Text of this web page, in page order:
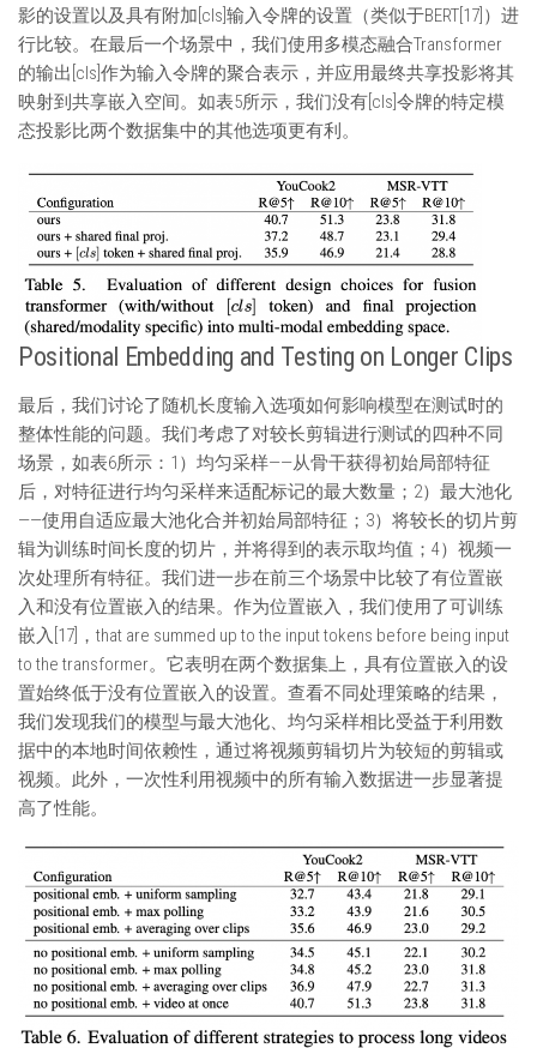
影的设置以及具有附加[cls]输入令牌的设置（类似于BERT[17]）进
行比较。在最后一个场景中，我们使用多模态融合Transformer
的输出[cls]作为输入令牌的聚合表示，并应用最终共享投影将其
映射到共享嵌入空间。如表5所示，我们没有[cls]令牌的特定模
态投影比两个数据集中的其他选项更有利。
Positional Embedding and Testing on Longer Clips
最后，我们讨论了随机长度输入选项如何影响模型在测试时的
整体性能的问题。我们考虑了对较长剪辑进行测试的四种不同
场景，如表6所示：1）均匀采样——从骨干获得初始局部特征
后，对特征进行均匀采样来适配标记的最大数量；2）最大池化
——使用自适应最大池化合并初始局部特征；3）将较长的切片剪
辑为训练时间长度的切片，并将得到的表示取均值；4）视频一
次处理所有特征。我们进一步在前三个场景中比较了有位置嵌
入和没有位置嵌入的结果。作为位置嵌入，我们使用了可训练
嵌入[17]，that are summed up to the input tokens before being input
to the transformer。它表明在两个数据集上，具有位置嵌入的设
置始终低于没有位置嵌入的设置。查看不同处理策略的结果，
我们发现我们的模型与最大池化、均匀采样相比受益于利用数
据中的本地时间依赖性，通过将视频剪辑切片为较短的剪辑或
视频。此外，一次性利用视频中的所有输入数据进一步显著提
高了性能。